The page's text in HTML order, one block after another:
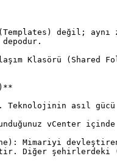
değil;
Klasörü
asıl gücü
vCenter
Mimariyi
Diğer şehirlerdeki